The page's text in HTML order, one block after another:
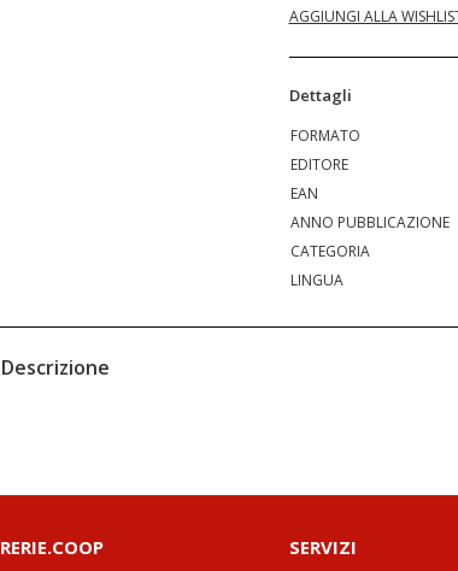
AGGIUNGI ALLA
Dettagli
FORMATO
EDITORE
EAN
ANNO PUBBLICAZIONE
CATEGORIA
LINGUA
Descrizione
SERVIZI